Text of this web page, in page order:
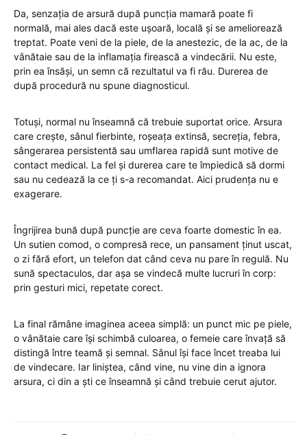
Da, senzația de arsură după puncția mamară poate fi
normală, mai ales dacă este ușoară, locală și se ameliorează
treptat. Poate veni de la piele, de la anestezic, de la ac, de la
vânătaie sau de la inflamația firească a vindecării. Nu este,
prin ea însăși, un semn că rezultatul va fi rău. Durerea de
după procedură nu spune diagnosticul.
Totuși, normal nu înseamnă că trebuie suportat orice. Arsura
care crește, sânul fierbinte, roșeața extinsă, secreția, febra,
sângerarea persistentă sau umflarea rapidă sunt motive de
contact medical. La fel și durerea care te împiedică să dormi
sau nu cedează la ce ți s-a recomandat. Aici prudența nu e
exagerare.
Îngrijirea bună după puncție are ceva foarte domestic în ea.
Un sutien comod, o compresă rece, un pansament ținut uscat,
o zi fără efort, un telefon dat când ceva nu pare în regulă. Nu
sună spectaculos, dar așa se vindecă multe lucruri în corp:
prin gesturi mici, repetate corect.
La final rămâne imaginea aceea simplă: un punct mic pe piele,
o vânătaie care își schimbă culoarea, o femeie care învață să
distingă între teamă și semnal. Sânul își face încet treaba lui
de vindecare. Iar liniștea, când vine, nu vine din a ignora
arsura, ci din a ști ce înseamnă și când trebuie cerut ajutor.